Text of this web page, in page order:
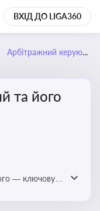
ВХІД ДО LIGA360
Арбітражний керуючий та його діяльність
та його
— ключову